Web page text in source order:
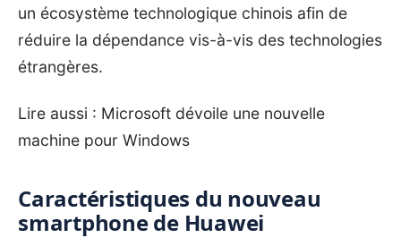
un écosystème technologique chinois afin de
réduire la dépendance vis-à-vis des technologies
étrangères.
Lire aussi : Microsoft dévoile une nouvelle
machine pour Windows
Caractéristiques du nouveau
smartphone de Huawei